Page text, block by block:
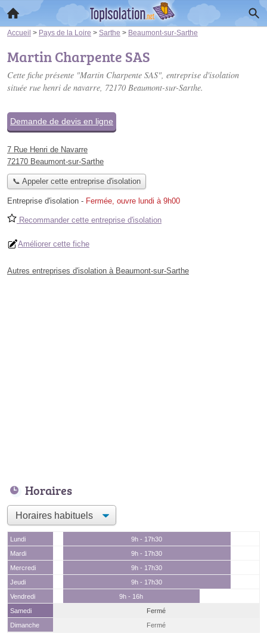
Accueil > Pays de la Loire > Sarthe > Beaumont-sur-Sarthe
Martin Charpente SAS
Cette fiche présente "Martin Charpente SAS", entreprise d'isolation
située rue henri de navarre, 72170 Beaumont-sur-Sarthe.
Demande de devis en ligne
7 Rue Henri de Navarre
72170 Beaumont-sur-Sarthe
📞 Appeler cette entreprise d'isolation
Entreprise d'isolation - Fermée, ouvre lundi à 9h00
Recommander cette entreprise d'isolation
Améliorer cette fiche
Autres entreprises d'isolation à Beaumont-sur-Sarthe
Horaires
Lundi
9h - 17h30
Mardi
9h - 17h30
Mercredi
9h - 17h30
Jeudi
9h - 17h30
Vendredi
9h - 16h
Samedi
Fermé
Dimanche
Fermé